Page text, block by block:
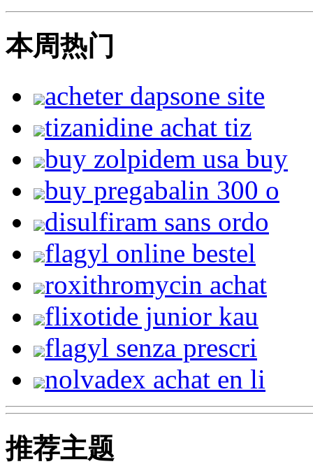
本周热门
acheter dapsone site
tizanidine achat tiz
buy zolpidem usa buy
buy pregabalin 300 o
disulfiram sans ordo
flagyl online bestel
roxithromycin achat
flixotide junior kau
flagyl senza prescri
nolvadex achat en li
推荐主题